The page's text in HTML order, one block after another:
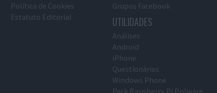
Política de Cookies
Estatuto Editorial
Grupos Facebook
UTILIDADES
Análises
Android
iPhone
Questionários
Windows Phone
Pack Raspberry Pi Pplware